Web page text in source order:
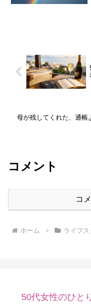
母が残してくれた、通帳
コメント
コ
ホーム ライフ
50代女性のひと